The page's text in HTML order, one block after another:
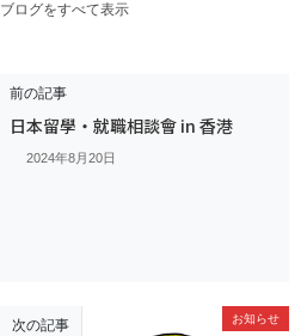
ブログをすべて表示
前の記事
日本留學・就職相談會 in 香港
2024年8月20日
お知らせ
次の記事